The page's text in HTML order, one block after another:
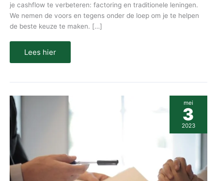
je cashflow te verbeteren: factoring en traditionele leningen.
We nemen de voors en tegens onder de loep om je te helpen
de beste keuze te maken. […]
Lees hier
Kan mei
3
2023